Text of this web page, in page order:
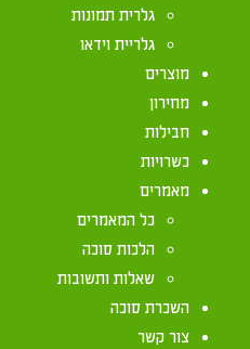
גלרית תמונות
גלריית וידאו
מוצרים
מחירון
חבילות
כשרויות
מאמרים
כל המאמרים
הלכות סוכה
שאלות ותשובות
השכרת סוכה
צור קשר
הסוכה צריכה
כשרים לדפנות.
כגון ארגז
לסיכוך,